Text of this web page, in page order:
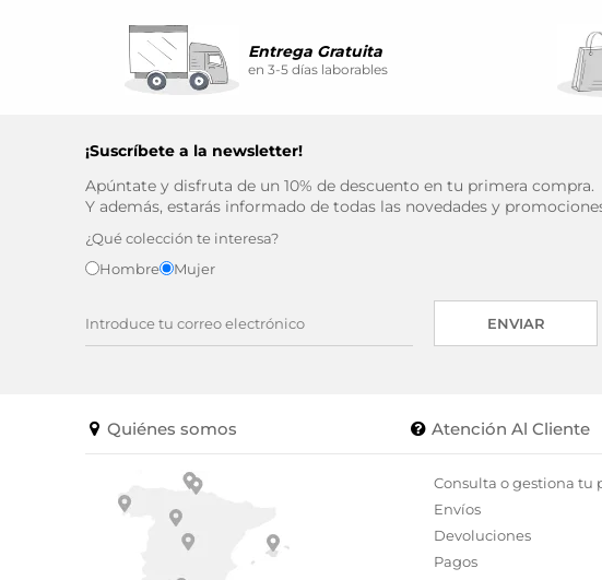
Entrega Gratuita
en 3-5 días laborables
¡Suscríbete a la newsletter!
Apúntate y disfruta de un 10% de descuento en tu primera compra.
Y además, estarás informado de todas las novedades y
¿Qué colección te interesa?
Hombre
Mujer
ENVIAR
Quiénes somos Atención Al Cliente
Consulta o gestiona tu
Envíos
Devoluciones
Pagos